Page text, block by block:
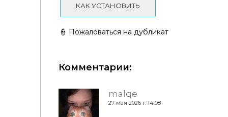
✨ DaonWorks - FairyHouse Set - Part 1 ✨
КАК УСТАНОВИТЬ
👮 Пожаловаться на дубликат
Комментарии:
malqe
27 мая 2026 г. 14:08